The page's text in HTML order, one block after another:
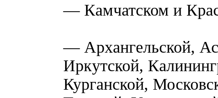
— Камчатском и
— Архангельской,
Иркутской,
Курганской,